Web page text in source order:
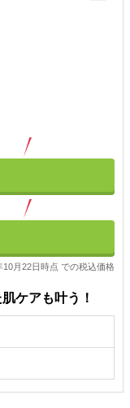
月22日時点 での税込価格
ケアも叶う！